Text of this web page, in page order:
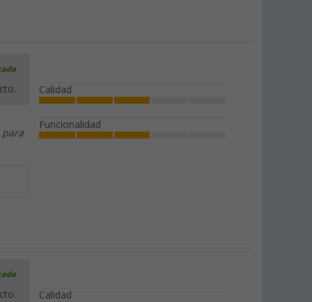
para
Calidad
Funcionalidad
Calidad